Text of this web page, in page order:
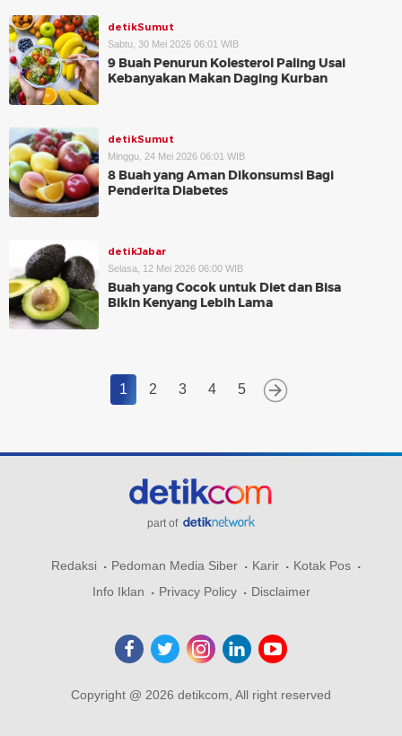
detikSumut
Sabtu, 30 Mei 2026 06:01 WIB
9 Buah Penurun Kolesterol Paling Usai
Kebanyakan Makan Daging Kurban
detikSumut
Minggu, 24 Mei 2026 06:01 WIB
8 Buah yang Aman Dikonsumsi Bagi
Penderita Diabetes
detikJabar
Selasa, 12 Mei 2026 06:00 WIB
Buah yang Cocok untuk Diet dan Bisa
Bikin Kenyang Lebih Lama
1 2 3 4 5
part of
Redaksi Pedoman Media Siber Karir
Kotak Pos
Info Iklan
Privacy Policy Disclaimer
Copyright @ 2026 detikcom, All right reserved